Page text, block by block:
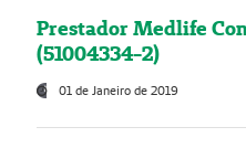
Prestador Medlife
(51004334-2)
01 de Janeiro de 2019